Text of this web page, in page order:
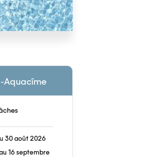
Aquacîme
30 août 2026
16 septembre